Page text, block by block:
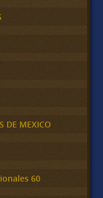
DE MEXICO
60